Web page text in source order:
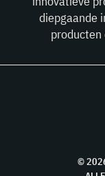
diepgaande
©